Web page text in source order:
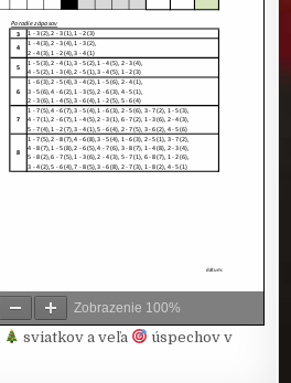
Zobrazenie 100%
sviatkov a veľa
úspechov v